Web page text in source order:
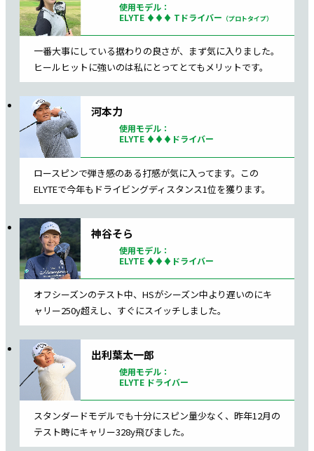
使用モデル：
ELYTE ♦♦♦ Tドライバー （プロトタイプ）
一番大事にしている据わりの良さが、まず気に入りました。
ヒールヒットに強いのは私にとってとてもメリットです。
河本力
使用モデル：
ELYTE ♦♦♦ドライバー
ロースピンで弾き感のある打感が気に入ってます。 この
ELYTEで今年もドライビングディスタンス1位を獲ります。
神谷そら
使用モデル：
ELYTE ♦♦♦ドライバー
オフシーズンのテスト中、HSがシーズン中より遅いのにキ
ャリー250y超えし、すぐにスイッチしました。
出利葉太一郎
使用モデル：
ELYTE ドライバー
スタンダードモデルでも十分にスピン量少なく、 昨年12月の
テスト時にキャリー328y飛びました。